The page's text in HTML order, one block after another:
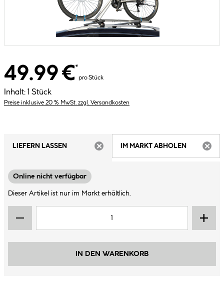
49.99 €*
pro Stück
Inhalt: 1 Stück
Preise inklusive 20 % MwSt. zzgl. Versandkosten
LIEFERN LASSEN
IM MARKT ABHOLEN
Online nicht verfügbar
Dieser Artikel ist nur im Markt erhältlich.
IN DEN WARENKORB